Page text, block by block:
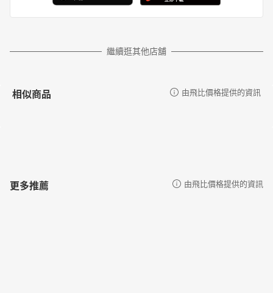
繼續逛其他店舖
相似商品 由飛比價格提供的資訊
更多推薦 由飛比價格提供的資訊